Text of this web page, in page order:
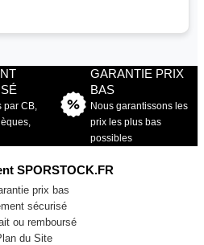
par CB,
GARANTIE PRIX
BAS
Nous garantissons les
prix les plus bas
possibles
SPORSTOCK.FR
prix bas
sécurisé
ou remboursé
du Site